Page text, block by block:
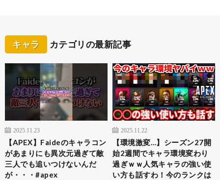
キャラ カテゴリの最新記事
2025.11.23
【APEX】Faideのキャラコン
があまりにも異次元過ぎて敵
三人でも追いつけないんだ
が・・・#apex
2025.11.22
【環境激変…】シーズン27開
始2週間でキャラ環境変わり
過ぎｗｗ人気キャラの強い使
い方も話すわ！今のランクは